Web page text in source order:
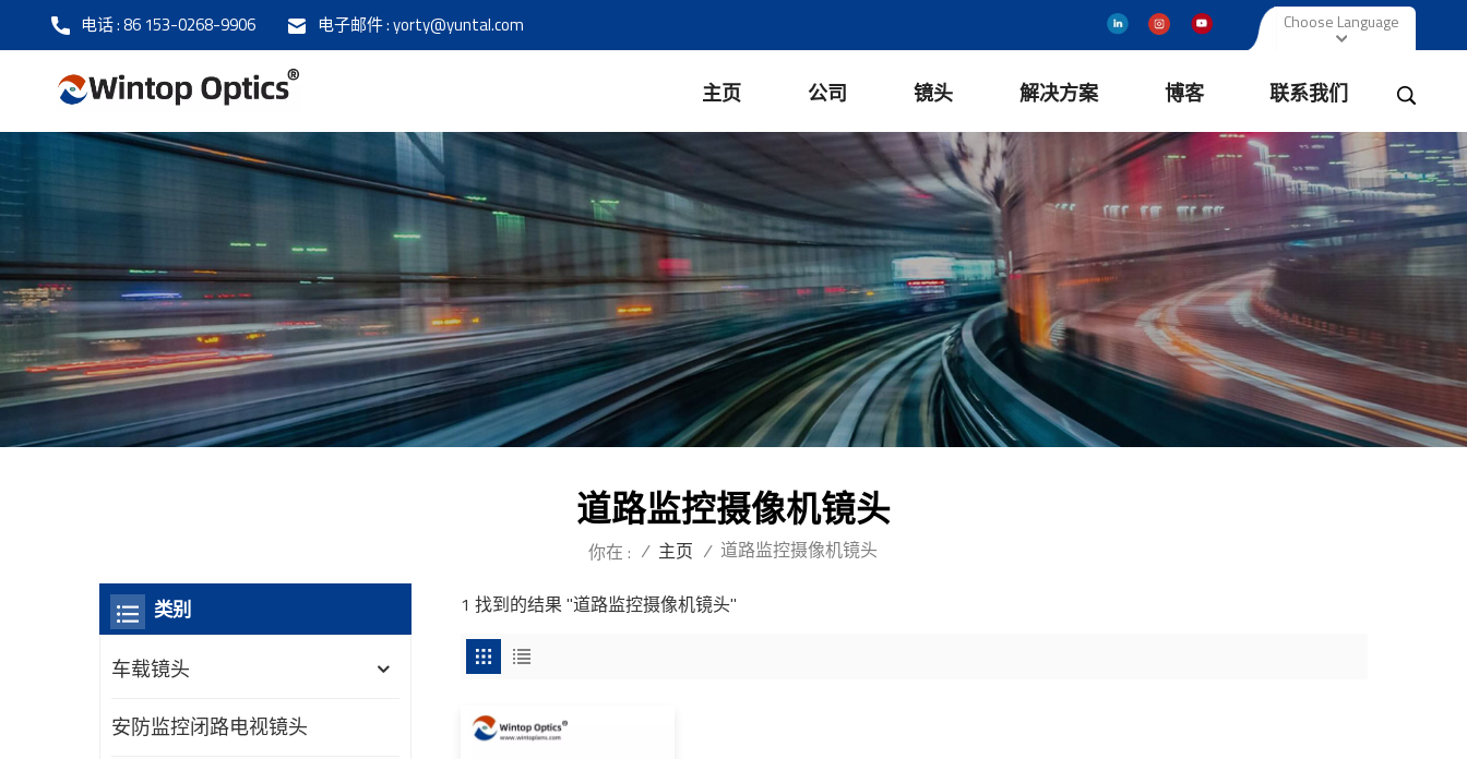
电话 :86 153-0268-9906 电子邮件 :yorty@yuntal.com Choose Language
主页 公司 镜头 解决方案 博客 联系我们
道路监控摄像机镜头
你在 : / 主页 / 道路监控摄像机镜头
1 找到的结果 "道路监控摄像机镜头"
类别
车载镜头
安防监控闭路电视镜头